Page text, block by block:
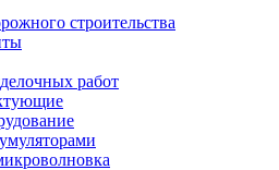
строительства
работ